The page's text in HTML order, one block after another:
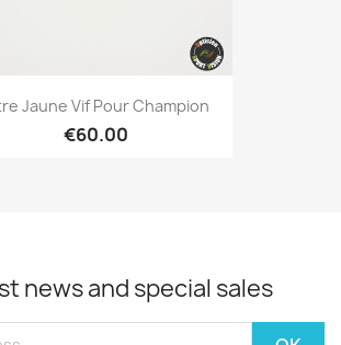
Jaune Vif Pour Champion
€60.00
news and special sales